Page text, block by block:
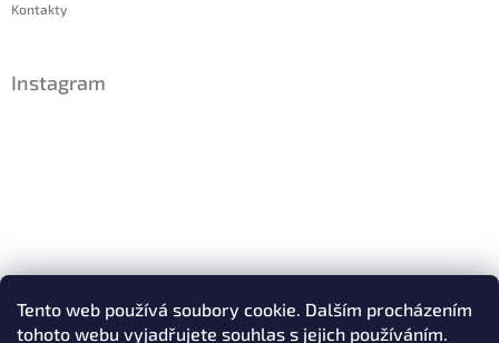
Tento web používá soubory cookie. Dalším procházením
tohoto webu vyjadřujete souhlas s jejich používáním.
Kontakty
Instagram
Sledovat na Instagramu